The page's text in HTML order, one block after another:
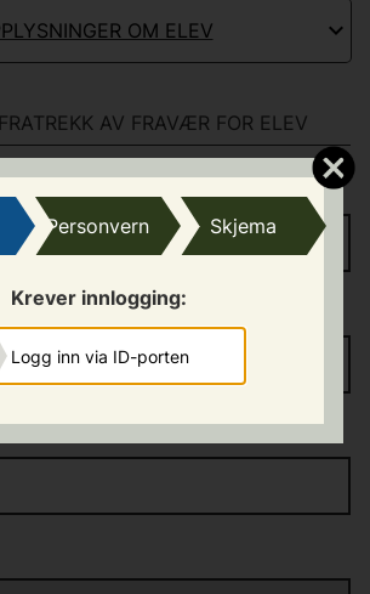
Personvern Skjema
Krever innlogging:
Logg inn via ID-porten
OM ELEV
AV FRAVÆR FOR ELEV